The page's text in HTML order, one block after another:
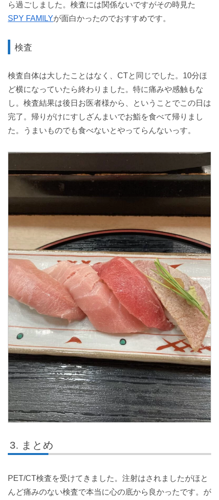
ら過ごしました。検査には関係ないですがその時見た
SPY FAMILYが面白かったのでおすすめです。
検査
検査自体は大したことはなく、CTと同じでした。10分ほ
ど横になっていたら終わりました。特に痛みや感触もな
し。検査結果は後日お医者様から、ということでこの日は
完了。帰りがけにすしざんまいでお鮨を食べて帰りまし
た。うまいものでも食べないとやってらんないっす。
まとめ
PET/CT検査を受けてきました。注射はされましたがほと
んど痛みのない検査で本当に心の底から良かったです。が